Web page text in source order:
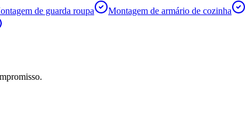
de guarda roupa Montagem de armário de cozinha